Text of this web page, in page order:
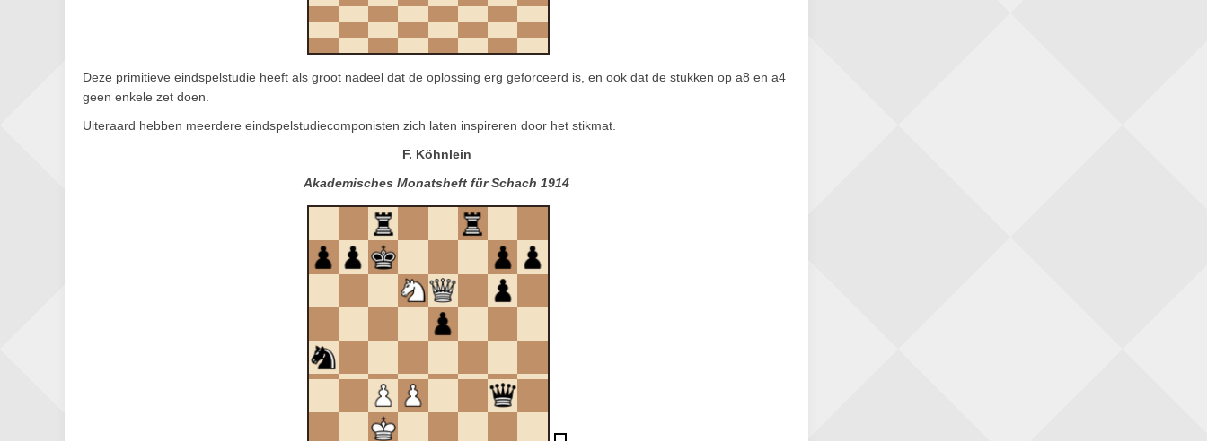
Deze primitieve eindspelstudie heeft als groot nadeel dat de oplossing erg geforceerd is, en ook dat de stukken op a8 en a4
geen enkele zet doen.
Uiteraard hebben meerdere eindspelstudiecomponisten zich laten inspireren door het stikmat.
F. Köhnlein
Akademisches Monatsheft für Schach 1914